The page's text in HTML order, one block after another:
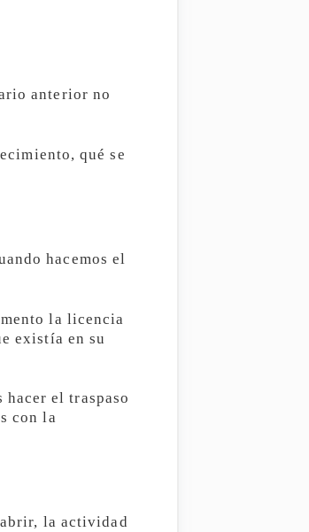
anterior no
qué se
hacemos el
la licencia
existía en su
hacer el traspaso
con la
la actividad